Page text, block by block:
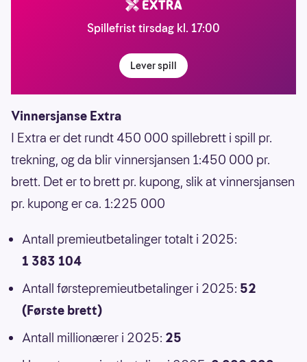
Spillefrist tirsdag kl. 17:00
Lever spill
Vinnersjanse Extra
I Extra er det rundt 450 000 spillebrett i spill pr.
trekning, og da blir vinnersjansen 1:450 000 pr.
brett. Det er to brett pr. kupong, slik at vinnersjansen
pr. kupong er ca. 1:225 000
Antall premieutbetalinger totalt i 2025:
1 383 104
Antall førstepremieutbetalinger i 2025: 52
(Første brett)
Antall millionærer i 2025: 25